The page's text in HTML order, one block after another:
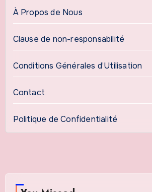
À Propos de Nous
Clause de non-responsabilité
Conditions Générales d’Utilisation
Contact
Politique de Confidentialité